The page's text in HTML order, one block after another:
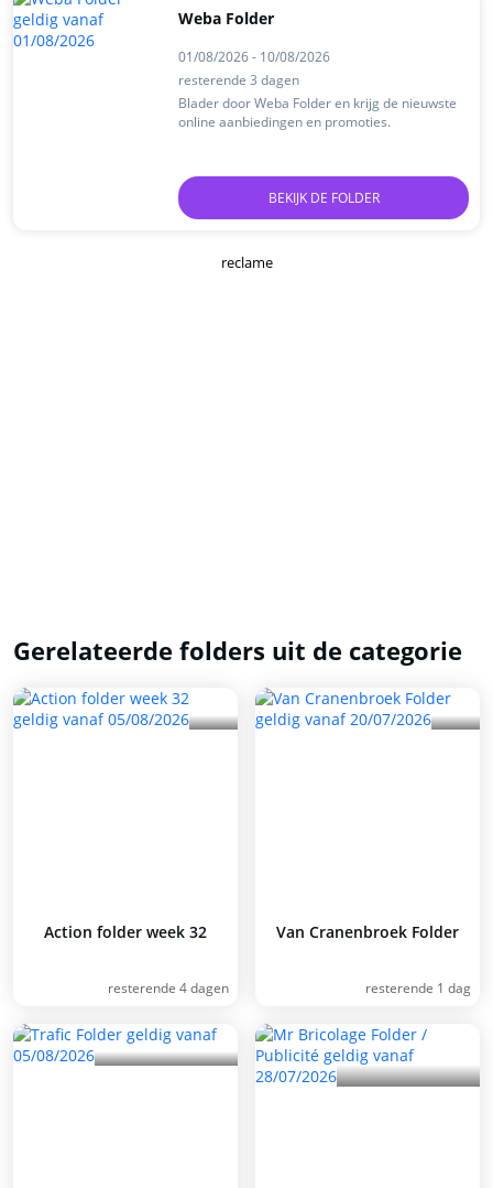
Weba Folder
01/08/2026 - 10/08/2026
resterende 3 dagen
Blader door Weba Folder en krijg de nieuwste
online aanbiedingen en promoties.
BEKIJK DE FOLDER
reclame
Gerelateerde folders uit de categorie
Action folder week 32
resterende 4 dagen
Van Cranenbroek Folder
resterende 1 dag